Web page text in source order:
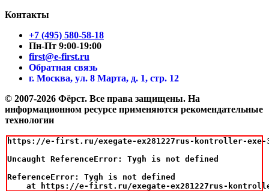
Контакты
+7 (495) 580-58-18
Пн-Пт 9:00-19:00
first@e-first.ru
Обратная связь
г. Москва, ул. 8 Марта, д. 1, стр. 12
© 2007-2026 Фёрст. Все права защищены. На
информационном ресурсе применяются рекомендательные
технологии
https://e-first.ru/exegate-ex281227rus-kontroller-exe-
Uncaught ReferenceError: Tygh is not defined
ReferenceError: Tygh is not defined
at https://e-first.ru/exegate-ex281227rus-